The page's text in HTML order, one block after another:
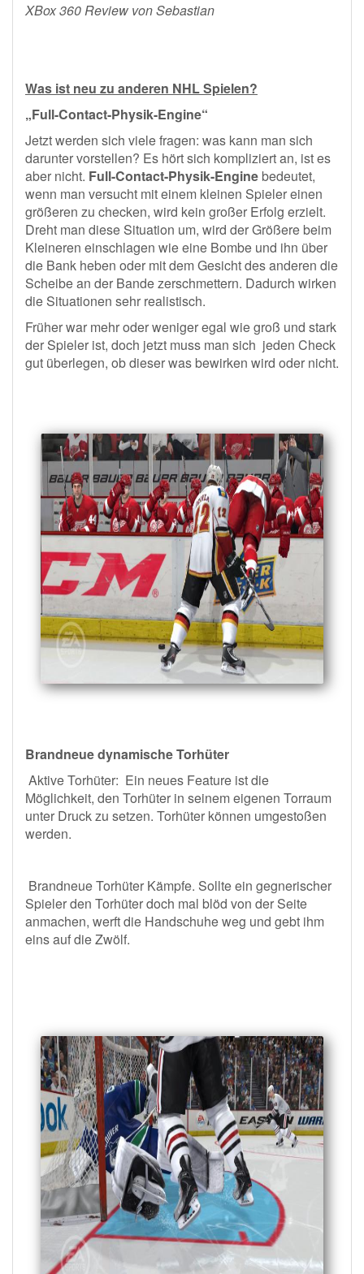
XBox 360 Review von Sebastian
Was ist neu zu anderen NHL Spielen?
„Full-Contact-Physik-Engine“
Jetzt werden sich viele fragen: was kann man sich
darunter vorstellen? Es hört sich kompliziert an, ist es
aber nicht. Full-Contact-Physik-Engine bedeutet,
wenn man versucht mit einem kleinen Spieler einen
größeren zu checken, wird kein großer Erfolg erzielt.
Dreht man diese Situation um, wird der Größere beim
Kleineren einschlagen wie eine Bombe und ihn über
die Bank heben oder mit dem Gesicht des anderen die
Scheibe an der Bande zerschmettern. Dadurch wirken
die Situationen sehr realistisch.
Früher war mehr oder weniger egal wie groß und stark
der Spieler ist, doch jetzt muss man sich jeden Check
gut überlegen, ob dieser was bewirken wird oder nicht.
Brandneue dynamische Torhüter
Aktive Torhüter: Ein neues Feature ist die
Möglichkeit, den Torhüter in seinem eigenen Torraum
unter Druck zu setzen. Torhüter können umgestoßen
werden.
Brandneue Torhüter Kämpfe. Sollte ein gegnerischer
Spieler den Torhüter doch mal blöd von der Seite
anmachen, werft die Handschuhe weg und gebt ihm
eins auf die Zwölf.